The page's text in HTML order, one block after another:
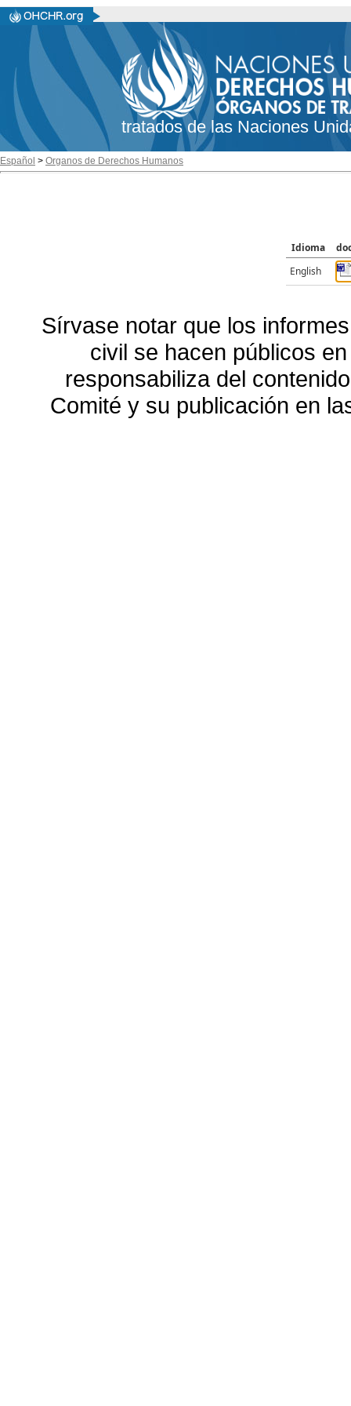
tratados de las Naciones
Español > Organos de Derechos Humanos
Idioma
English
Sírvase notar que los
civil se hacen públicos
responsabiliza del
Comité y su publicación en